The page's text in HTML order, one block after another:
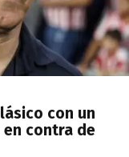
con un
contra de